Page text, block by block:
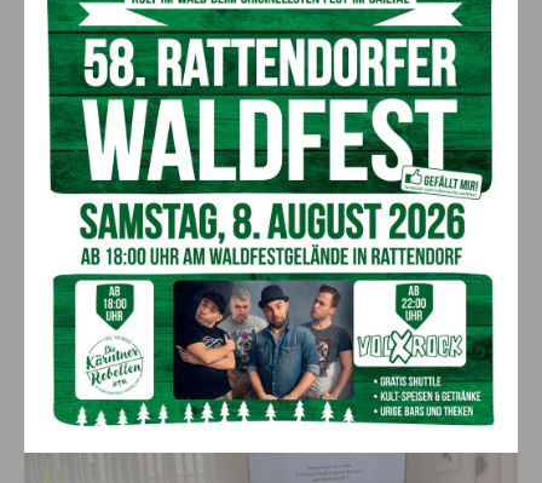
Verwaltung durch dieNutzung von KIzu entlasten. So
steigern wir die Produktivität und reagieren auf kommende
demografische Herausforderungen. Kärnten beweist mit
KärntenGPTund der strukturierten Digitalisierungsstrategie,
dass moderne Verwaltung mehr sein kann als Akten
digitalisieren. Hier wird Digitalisierung als echter Mehrwert für
Gesellschaft und Verwaltung verstanden – das ist genau der
Weg, den wir auch auf Bundesebene fördern wollen.“
Landeshauptmann Kaisersicherte dem Staatssekretär die
volle KooperationsbereitschaftKärntens zu und betonte:
„Nur wenn wir als Bund, Länder und Gemeinden gemeinsam
an einem Strang ziehen, können wir Österreich digital fit für
die Zukunft machen – und dabei sicherstellen, dass wirklich
alle Menschen davon profitieren.“